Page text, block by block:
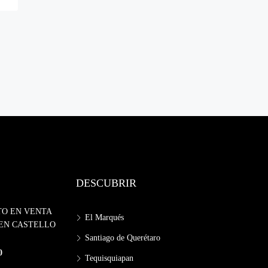
EN VENTA
CASTELLO
DESCUBRIR
El Marqués
Santiago de Querétaro
Tequisquiapan